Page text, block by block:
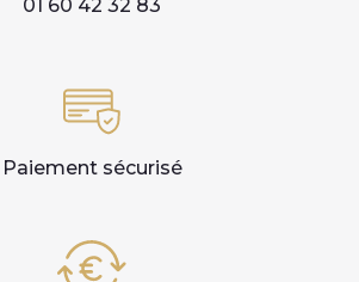
01 60 42 32 83
Paiement sécurisé